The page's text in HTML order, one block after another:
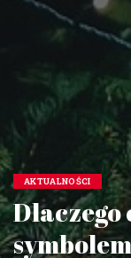
AKTUALNOŚCI
Dlaczego